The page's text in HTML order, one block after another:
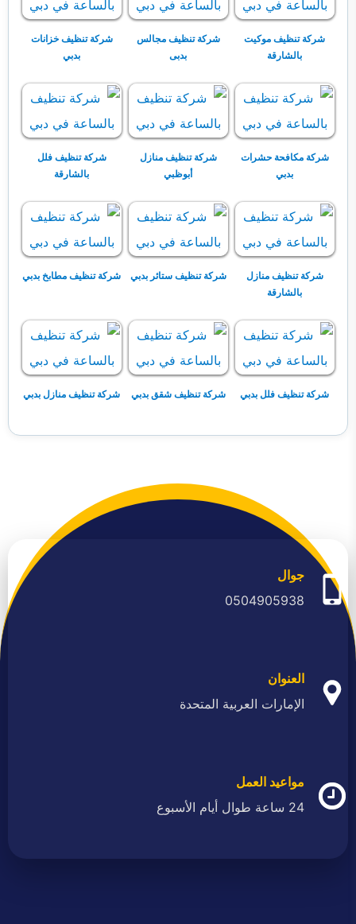
شركة تنظيف موكيت
بالشارقة
شركة تنظيف مجالس
بدبى
شركة تنظيف خزانات
بدبي
شركة مكافحة حشرات
بدبي
شركة تنظيف منازل
أبوظبي
شركة تنظيف فلل
بالشارقة
شركة تنظيف منازل
بالشارقة
شركة تنظيف ستائر بدبي شركة تنظيف مطابخ بدبي
شركة تنظيف فلل بدبي شركة تنظيف شقق بدبي شركة تنظيف منازل بدبي
جوال
0504905938
العنوان
الإمارات العربية المتحدة
مواعيد العمل
24 ساعة طوال أيام الأسبوع